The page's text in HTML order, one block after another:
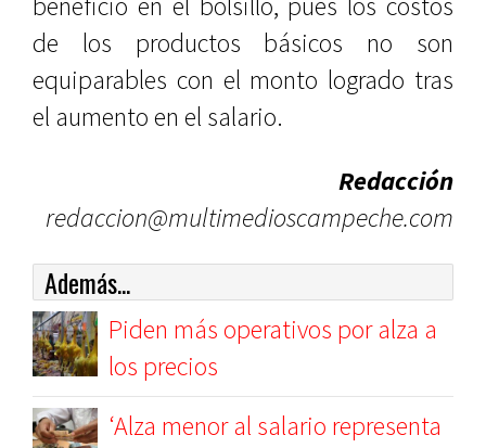
de los productos básicos no son
equiparables con el monto logrado tras
el aumento en el salario.
Redacción
redaccion@multimedioscampeche.com
Además...
Piden más operativos por alza a
los precios
‘Alza menor al salario representa